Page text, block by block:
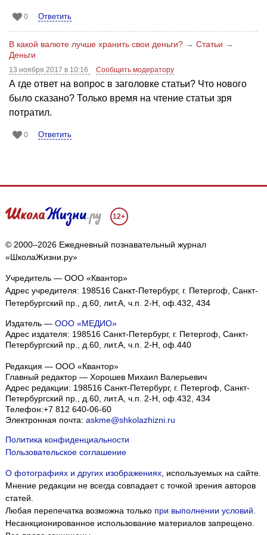
0 Ответить
В какой валюте лучше хранить свои деньги? → Статьи →
Деньги
13 ноября 2017 в 10:16 Сообщить модератору
А где ответ на вопрос в заголовке статьи? Что нового
было сказано? Только время на чтение статьи зря
потратил.
0 Ответить
12+
© 2000–2026 Ежедневный познавательный журнал
«ШколаЖизни.ру»
Учредитель — ООО «Квантор»
Адрес учредителя: 198516 Санкт-Петербург, г. Петергоф, Санкт-
Петербургский пр., д.60, лит.А, ч.п. 2-Н, оф.432, 434
Издатель — ООО «МЕДИО»
Адрес издателя: 198516 Санкт-Петербург, г. Петергоф, Санкт-
Петербургский пр., д.60, лит.А, ч.п. 2-Н, оф.440
Редакция — ООО «Квантор»
Главный редактор — Хорошев Михаил Валерьевич
Адрес редакции: 198516 Санкт-Петербург, г. Петергоф Санкт-
Петербургский пр., д.60, лит.А, ч.п. 2-Н, оф.432, 434
Телефон:+7 812 640-06-60
Электронная почта: askme@shkolazhizni.ru
Политика конфиденциальности
Пользовательское соглашение
О фотографиях и других изображениях, используемых на сайте.
Мнение редакции не всегда совпадает с точкой зрения авторов
статей.
Любая перепечатка возможна только при выполнении условий
Несанкционированное использование материалов запрещено.